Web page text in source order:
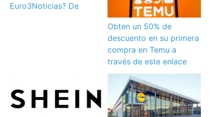
Euro3Noticias? De
Obten un 50% de
descuento en su primera
compra en Temu a
través de este enlace